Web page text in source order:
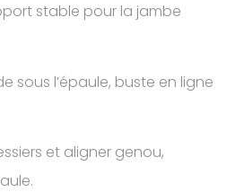
stable pour la jambe
sous l’épaule, buste en ligne
et aligner genou,